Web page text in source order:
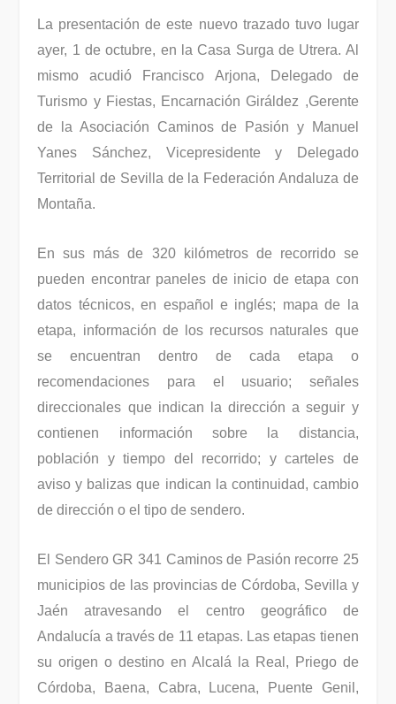
La presentación de este nuevo trazado tuvo lugar
ayer, 1 de octubre, en la Casa Surga de Utrera. Al
mismo acudió Francisco Arjona, Delegado de
Turismo y Fiestas, Encarnación Giráldez ,Gerente
de la Asociación Caminos de Pasión y Manuel
Yanes Sánchez, Vicepresidente y Delegado
Territorial de Sevilla de la Federación Andaluza de
Montaña.
En sus más de 320 kilómetros de recorrido se
pueden encontrar paneles de inicio de etapa con
datos técnicos, en español e inglés; mapa de la
etapa, información de los recursos naturales que
se encuentran dentro de cada etapa o
recomendaciones para el usuario; señales
direccionales que indican la dirección a seguir y
contienen información sobre la distancia,
población y tiempo del recorrido; y carteles de
aviso y balizas que indican la continuidad, cambio
de dirección o el tipo de sendero.
El Sendero GR 341 Caminos de Pasión recorre 25
municipios de las provincias de Córdoba, Sevilla y
Jaén atravesando el centro geográfico de
Andalucía a través de 11 etapas. Las etapas tienen
su origen o destino en Alcalá la Real, Priego de
Córdoba, Baena, Cabra, Lucena, Puente Genil,